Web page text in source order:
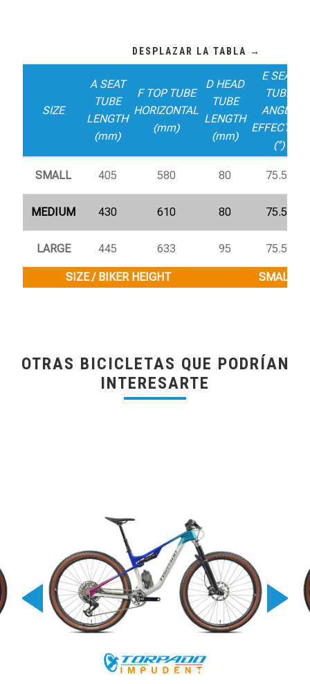
SIZE
A SEAT
TUBE
LENGTH
(mm)
F TOP TUBE
HORIZONTAL
(mm)
D HEAD
TUBE
LENGTH
(mm)
E SEAT
TUBE
ANGLE
EFFECTIVE
(°)
SMALL 405 580 80 75.5°
MEDIUM 430 610 80 75.5°
LARGE 445 633 95 75.5°
SIZE / BIKER HEIGHT SMALL /
OTRAS BICICLETAS QUE PODRÍAN
INTERESARTE